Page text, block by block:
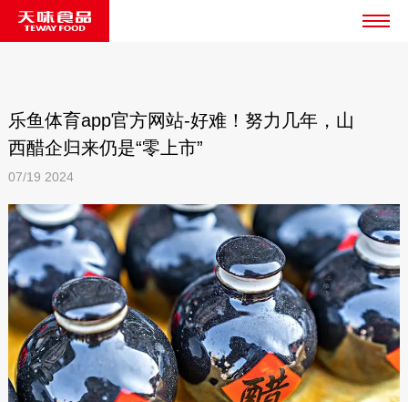
乐鱼体育app官方网站-好难！努力几年，山
西醋企归来仍是“零上市”
07/19 2024